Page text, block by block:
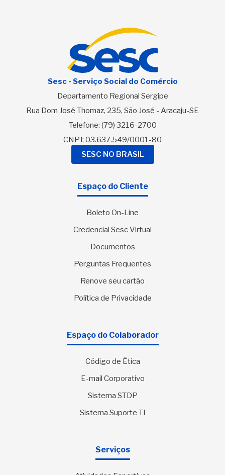
Sesc - Serviço Social do Comércio
Departamento Regional Sergipe
Rua Dom José Thomaz, 235, São José - Aracaju-SE
Telefone: (79) 3216-2700
CNPJ: 03.637.549/0001-80
SESC NO BRASIL
Espaço do Cliente
Boleto On-Line
Credencial Sesc Virtual
Documentos
Perguntas Frequentes
Renove seu cartão
Política de Privacidade
Espaço do Colaborador
Código de Ética
E-mail Corporativo
Sistema STDP
Sistema Suporte TI
Serviços